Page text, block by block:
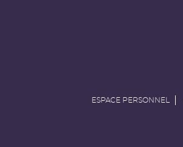
ESPACE PERSONNEL